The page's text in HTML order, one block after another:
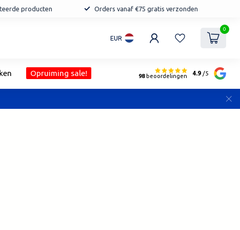
producten Orders vanaf €75 gratis verzonden
EUR
0
Opruiming sale! 98beoordelingen 4.9 /5